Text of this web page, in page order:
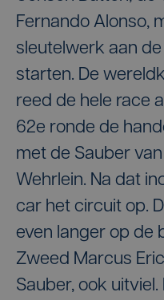
Fernando Alonso,
sleutelwerk aan
starten. De
reed de hele race
62e ronde de
met de Sauber
Wehrlein. Na dat
car het circuit op.
even langer op de
Zweed Marcus
Sauber, ook